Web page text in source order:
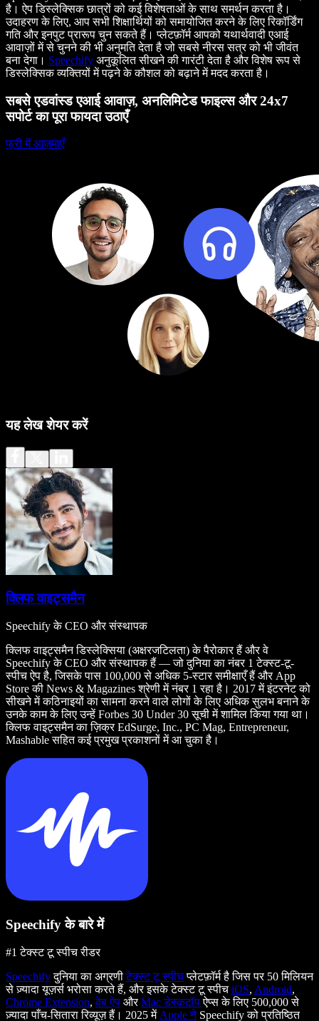
है। ऐप डिस्लेक्सिक छात्रों को कई विशेषताओं के साथ समर्थन करता है।
उदाहरण के लिए, आप सभी शिक्षार्थियों को समायोजित करने के लिए रिकॉर्डिंग
गति और इनपुट प्रारूप चुन सकते हैं। प्लेटफ़ॉर्म आपको यथार्थवादी एआई
आवाज़ों में से चुनने की भी अनुमति देता है जो सबसे नीरस सत्र को भी जीवंत
बना देगा। Speechify अनुकूलित सीखने की गारंटी देता है और विशेष रूप से
डिस्लेक्सिक व्यक्तियों में पढ़ने के कौशल को बढ़ाने में मदद करता है।
सबसे एडवांस्ड एआई आवाज़, अनलिमिटेड फाइल्स और 24x7
सपोर्ट का पूरा फायदा उठाएँ
फ्री में आज़माएँ
यह लेख शेयर करें
क्लिफ वाइट्समैन
Speechify के CEO और संस्थापक
क्लिफ वाइट्समैन डिस्लेक्सिया (अक्षरजटिलता) के पैरोकार हैं और वे
Speechify के CEO और संस्थापक हैं — जो दुनिया का नंबर 1 टेक्स्ट-टू-
स्पीच ऐप है, जिसके पास 100,000 से अधिक 5-स्टार समीक्षाएँ हैं और App
Store की News & Magazines श्रेणी में नंबर 1 रहा है। 2017 में इंटरनेट को
सीखने में कठिनाइयों का सामना करने वाले लोगों के लिए अधिक सुलभ बनाने के
उनके काम के लिए उन्हें Forbes 30 Under 30 सूची में शामिल किया गया था।
क्लिफ वाइट्समैन का ज़िक्र EdSurge, Inc., PC Mag, Entrepreneur,
Mashable सहित कई प्रमुख प्रकाशनों में आ चुका है।
Speechify के बारे में
#1 टेक्स्ट टू स्पीच रीडर
Speechifyदुनिया का अग्रणीटेक्स्ट टू स्पीचप्लेटफ़ॉर्म है जिस पर 50 मिलियन
से ज़्यादा यूज़र्स भरोसा करते हैं, और इसके टेक्स्ट टू स्पीच iOS, Android,
Chrome Extension,वेब ऐप औरMac डेस्कटॉपऐप्स के लिए 500,000 से
ज़्यादा पाँच-सितारा रिव्यूज़ हैं। 2025 में Apple नेSpeechify को प्रतिष्ठित